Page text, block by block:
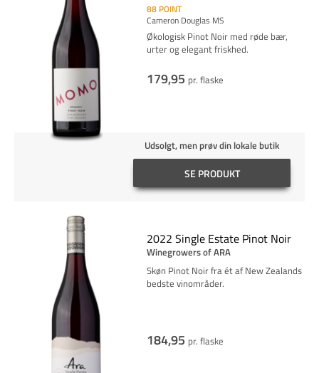
88 POINT
Cameron Douglas MS
Økologisk Pinot Noir med røde bær,
urter og elegant friskhed.
179,95 pr. flaske
Udsolgt, men prøv din lokale butik
SE PRODUKT
2022 Single Estate Pinot Noir
Winegrowers of ARA
Skøn Pinot Noir fra ét af New Zealands
bedste vinområder.
184,95 pr. flaske